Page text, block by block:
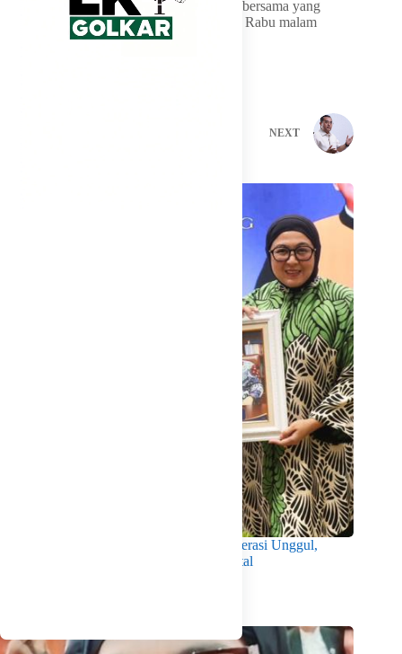
internasional,” demikian bunyi pernyataan bersama yang
disampaikan Kementerian Luar Negeri RI, Rabu malam
NEXT
Wabup Intan Dorong Mahasiswa Jadi Generasi Unggul,
Berkarakter dan Sadar Hukum di Era Digital